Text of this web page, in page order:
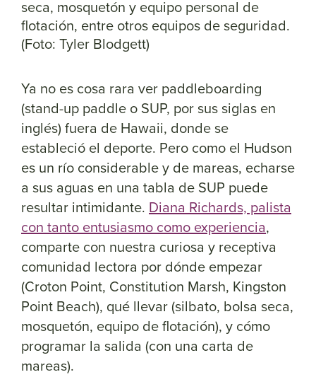
seca, mosquetón y equipo personal de
flotación, entre otros equipos de seguridad.
(Foto: Tyler Blodgett)
Ya no es cosa rara ver paddleboarding
(stand-up paddle o SUP, por sus siglas en
inglés) fuera de Hawaii, donde se
estableció el deporte. Pero como el Hudson
es un río considerable y de mareas, echarse
a sus aguas en una tabla de SUP puede
resultar intimidante. Diana Richards, palista
con tanto entusiasmo como experiencia,
comparte con nuestra curiosa y receptiva
comunidad lectora por dónde empezar
(Croton Point, Constitution Marsh, Kingston
Point Beach), qué llevar (silbato, bolsa seca,
mosquetón, equipo de flotación), y cómo
programar la salida (con una carta de
mareas).